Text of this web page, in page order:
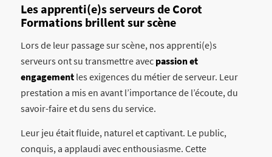
Les apprenti(e)s serveurs de Corot
Formations brillent sur scène
Lors de leur passage sur scène, nos apprenti(e)s
serveurs ont su transmettre avec passion et
engagementles exigences du métier de serveur. Leur
prestation a mis en avant l’importance de l’écoute, du
savoir-faire et du sens du service.
Leur jeu était fluide, naturel et captivant. Le public,
conquis, a applaudi avec enthousiasme. Cette